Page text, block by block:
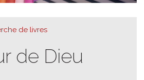
de livres
de Dieu